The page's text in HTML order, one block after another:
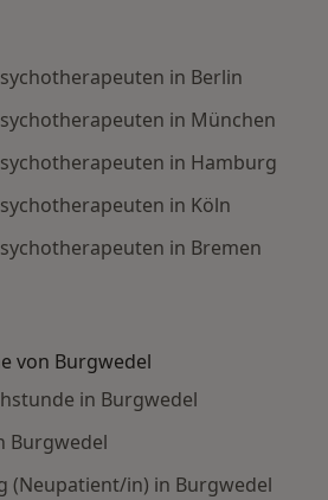
in Berlin
in München
in Hamburg
in Köln
in Bremen
von Burgwedel
in Burgwedel
Burgwedel
(Neupatient/in) in Burgwedel